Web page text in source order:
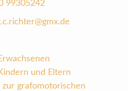
99305242
und Eltern
zur grafomotorischen